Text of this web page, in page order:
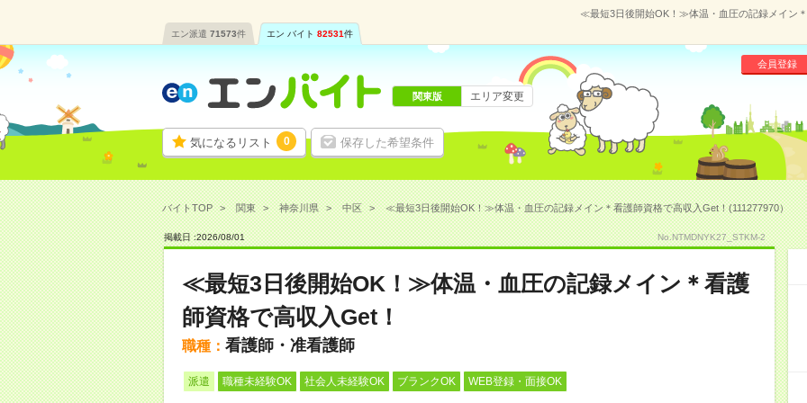
≪最短3日後開始OK！≫体温・血圧の記録メイン
エン派遣 71573件 エン バイト 82531件
気になるリスト 0 保存した希望条件
会員登録
関東版 エリア変更
バイトTOP 関東 神奈川県 中区 ≪最短3日後開始OK！≫体温・血圧の記録メイン＊看護師資格で高収入Get！(111277970）
掲載日 :2026/08/01 No.NTMDNYK27_STKM-2
≪最短3日後開始OK！≫体温・血圧の記録メイン＊看護
師資格で高収入Get！
職種： 看護師・准看護師
派遣 職種未経験OK 社会人未経験OK ブランクOK WEB登録・面接OK